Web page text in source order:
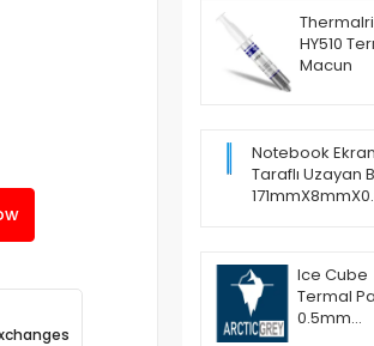
HY510
Macun
Notebook
Taraflı Uzayan
Ice Cube
Termal
0.5mm